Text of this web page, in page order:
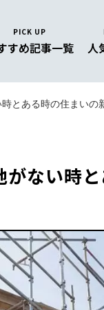
PICK UP
すめ記事一覧 人
とある時の住まいの
ない時